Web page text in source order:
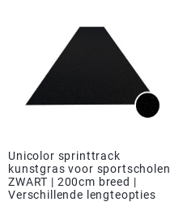
Unicolor sprinttrack
kunstgras voor sportscholen
ZWART | 200cm breed |
Verschillende lengteopties